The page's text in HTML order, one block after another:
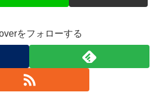
をフォローする